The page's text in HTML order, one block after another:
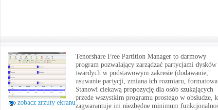
zobacz zrzuty ekranu
Tenorshare Free Partition Manager to darmowy
program pozwalający zarządzać partycjami dysków
twardych w podstawowym zakresie (dodawanie,
usuwanie partycji, zmiana ich rozmiaru,
Stanowi ciekawą propozycję dla osób szukających
przede wszystkim programu prostego w obsłudze,
zagwarantuje im niezbędne minimum